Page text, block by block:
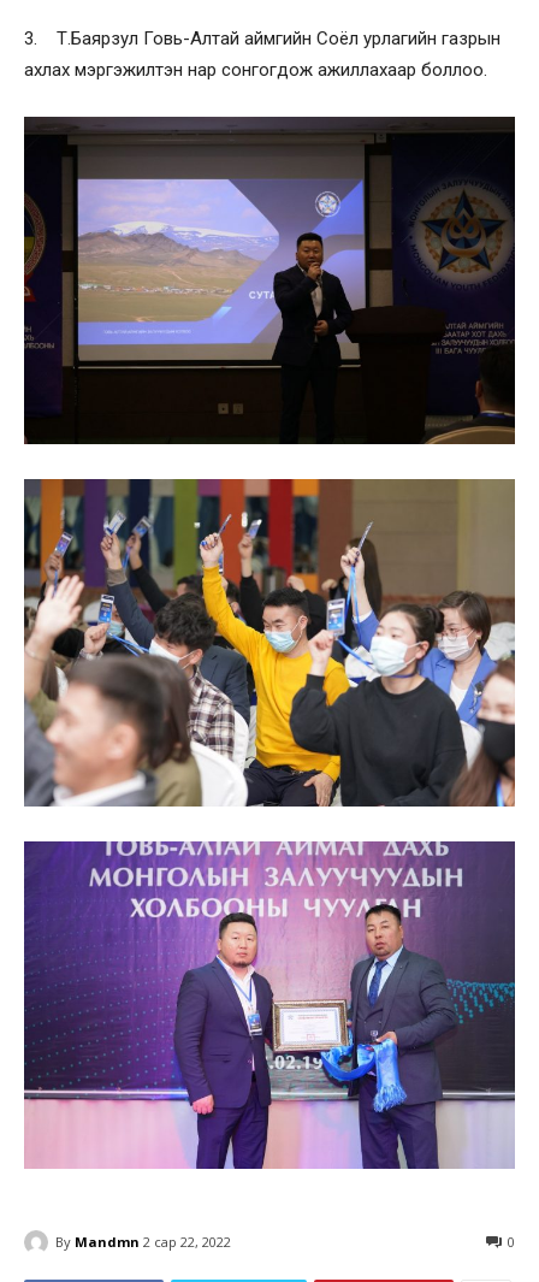
3. Т.Баярзул Говь-Алтай аймгийн Соёл урлагийн газрын
ахлах мэргэжилтэн нар сонгогдож ажиллахаар боллоо.
By Mandmn 2 сар 22, 2022 0